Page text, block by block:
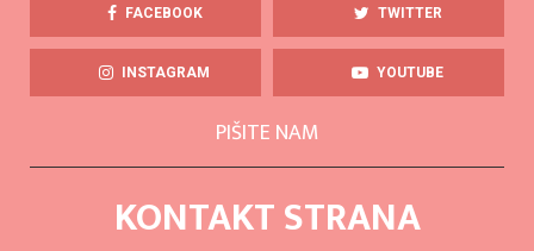
FACEBOOK TWITTER
INSTAGRAM YOUTUBE
PIŠITE NAM
KONTAKT STRANA